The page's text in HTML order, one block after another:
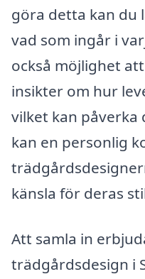
göra detta kan du
vad som ingår i
också möjlighet
insikter om hur
vilket kan påverka
kan en personlig
känsla för deras
Att samla in
trädgårdsdesign i